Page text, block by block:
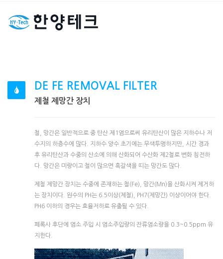
DE FE REMOVAL FILTER
제철 제망간 장치
철, 망간은 일반적으로 중 탄산 제1염으로써 유리탄산이 많은 지하수나 저
수지의 하층수에 많다. 지하수 양수 초기에는 무색투명하지만, 시간 경과
후 유리탄산과 수중의 산소에 의해 산화되어 수산화 제2철로 변화 침전하
다. 망간은 미량이고 철이 많으면 흑갈색을 띠는 망간도 많다.
제철 제망간 장치는 수중에 존재하는 철(Fe), 망간(Mn)을 산화시켜 제거하
는 장치이다. 원수의 PH는 6.5이상(제철), PH7(제망간) 이상이어야 한다.
PH6 이하의 경우는 효율저하로 유출될 수 있다.
페록사 후단에 염소 주입 시 염소주입량의 잔류염소량을 0.3~0.5ppm 유
지한다.